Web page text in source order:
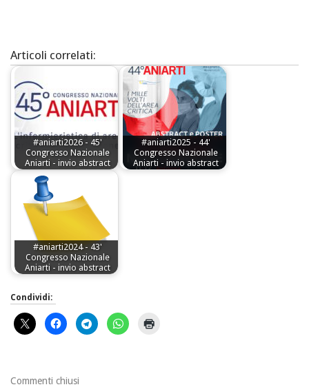
Articoli correlati:
#aniarti2026 - 45'
Congresso Nazionale
Aniarti - invio abstract
#aniarti2025 - 44'
Congresso Nazionale
Aniarti - invio abstract
#aniarti2024 - 43'
Congresso Nazionale
Aniarti - invio abstract
Condividi:
Commenti chiusi